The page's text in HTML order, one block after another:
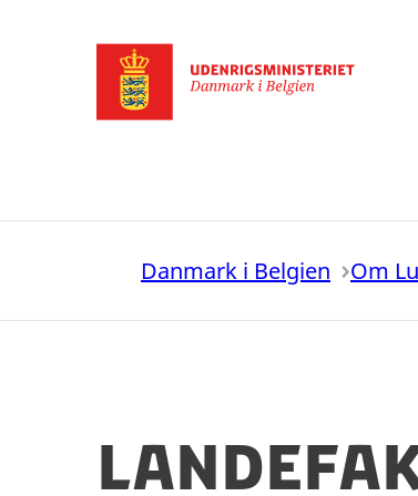
Danmark i Belgien Om